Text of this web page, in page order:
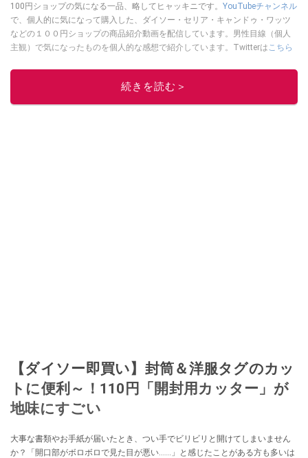
100円ショップの気になる一品、略してヒャッキニです。 YouTubeチャンネル
で、個人的に気になって購入した、ダイソー・セリア・キャンドゥ・ワッツ
などの１００円ショップの商品紹介動画を配信しています。男性目線（個人
主観）で気になったものを個人的な感想で紹介しています。Twitterはこちら
このイチオシストの他の記事を読む
続きを読む＞
【ダイソー即買い】封筒＆洋服タグのカッ
トに便利～！110円「開封用カッター」が
地味にすごい
大事な書類やお手紙が届いたとき、つい手でビリビリと開けてしまいません
か？「開口部がボロボロで見た目が悪い……」と感じたことがある方も多いは